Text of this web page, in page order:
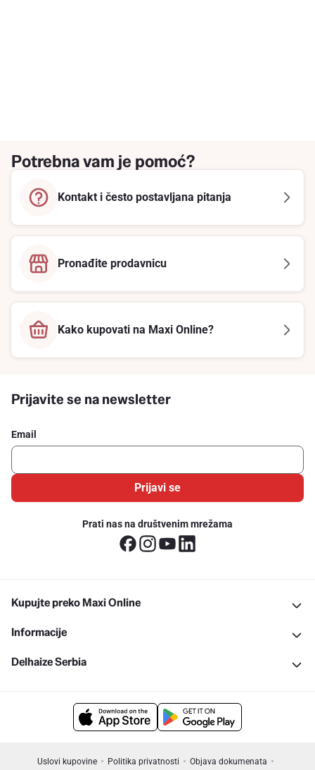
Potrebna vam je pomoć?
Kontakt i često postavljana pitanja
Pronađite prodavnicu
Kako kupovati na Maxi Online?
Prijavite se na newsletter
Email
Prijavi se
Prati nas na društvenim mrežama
Kupujte preko Maxi Online
Informacije
Delhaize Serbia
Uslovi kupovine Politika privatnosti
Objava dokumenata